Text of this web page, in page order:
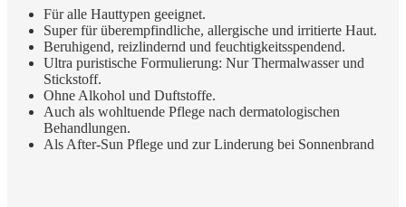
Für alle Hauttypen geeignet.
Super für überempfindliche, allergische und irritierte Haut.
Beruhigend, reizlindernd und feuchtigkeitsspendend.
Ultra puristische Formulierung: Nur Thermalwasser und
Stickstoff.
Ohne Alkohol und Duftstoffe.
Auch als wohltuende Pflege nach dermatologischen
Behandlungen.
Als After-Sun Pflege und zur Linderung bei Sonnenbrand